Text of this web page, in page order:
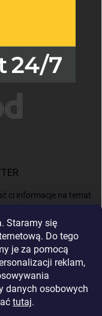
Staramy się
Do tego
je za pomocą
reklam,
danych osobowych
tutaj.
ci informacje na temat
e-shop.
prywatności.